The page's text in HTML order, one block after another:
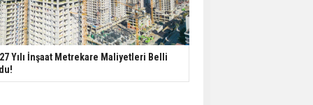
Yılı İnşaat Metrekare Maliyetleri Belli